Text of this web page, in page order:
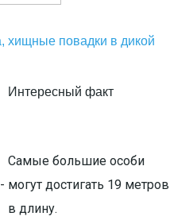
хищные повадки в дикой
Интересный факт
Самые большие особи
могут достигать 19 метров
в длину.